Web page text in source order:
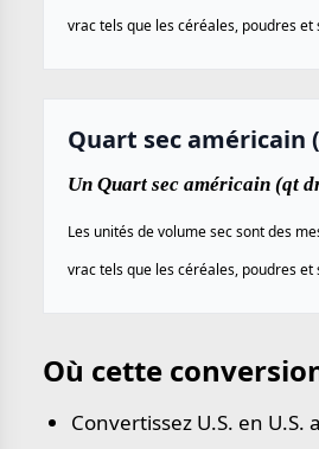
vrac tels que les céréales, poudres
Quart sec américain
Un Quart sec américain (qt
Les unités de volume sec sont des
vrac tels que les céréales, poudres
Où cette
Convertissez U.S. en